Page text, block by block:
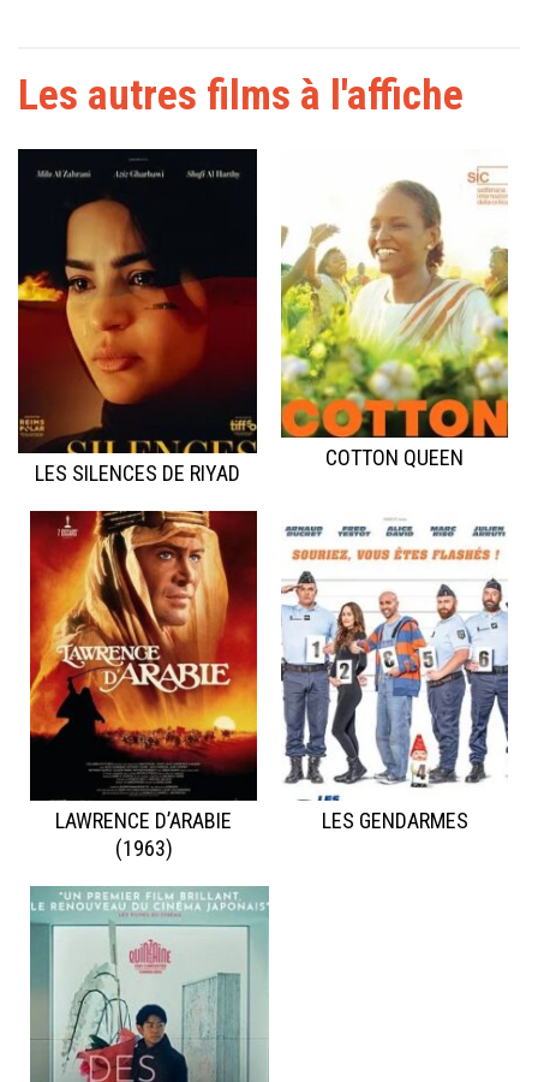
Les autres films à l'affiche
LES SILENCES DE RIYAD
COTTON QUEEN
LAWRENCE D’ARABIE
(1963)
LES GENDARMES